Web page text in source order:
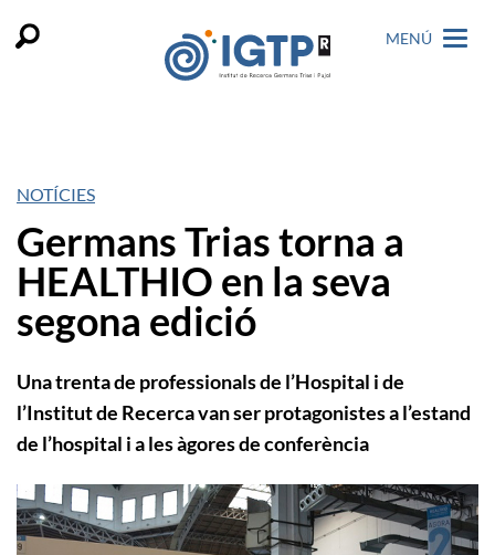
MENÚ
NOTÍCIES
Germans Trias torna a
HEALTHIO en la seva
segona edició
Una trenta de professionals de l’Hospital i de
l’Institut de Recerca van ser protagonistes a l’estand
de l’hospital i a les àgores de conferència